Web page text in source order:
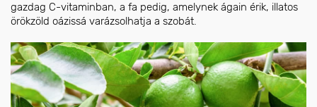
gazdag C-vitaminban, a fa pedig, amelynek ágain érik, illatos
örökzöld oázissá varázsolhatja a szobát.